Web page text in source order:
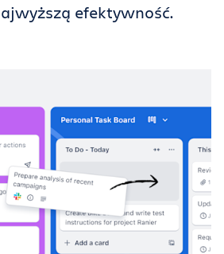
efektywność.